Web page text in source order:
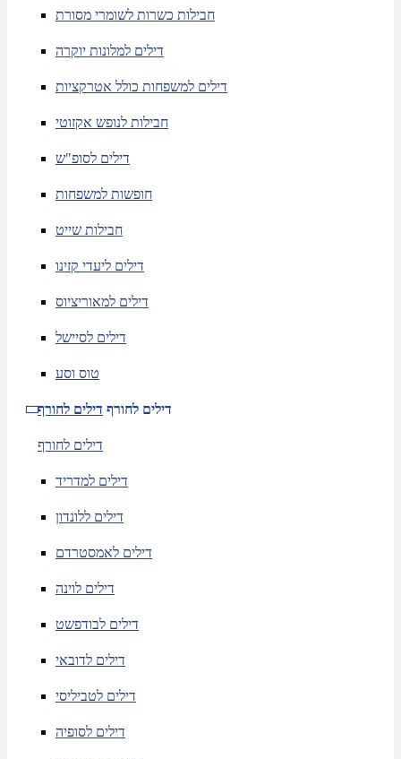
חבילות כשרות לשומרי מסורת
דילים למלונות יוקרה
דילים למשפחות כולל אטרקציות
חבילות לנופש אקזוטי
דילים לסופ"ש
חופשות למשפחות
חבילות שייט
דילים ליעדי קזינו
דילים למאוריציוס
דילים לסיישל
טוס וסע
דילים לחורף דילים לחורף
דילים לחורף
דילים למדריד
דילים ללונדון
דילים לאמסטרדם
דילים לוינה
דילים לבודפשט
דילים לדובאי
דילים לטביליסי
דילים לסופיה